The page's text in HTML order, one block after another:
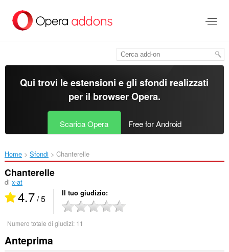
contenuto
Qui trovi le estensioni e gli sfondi realizzati
per il browser Opera.
Scarica Opera Free for Android
Home Sfondi Chanterelle‎
Chanterelle
di x-at
4.7/ 5 Il tuo giudizio
Numero totale di giudizi: 11
Anteprima